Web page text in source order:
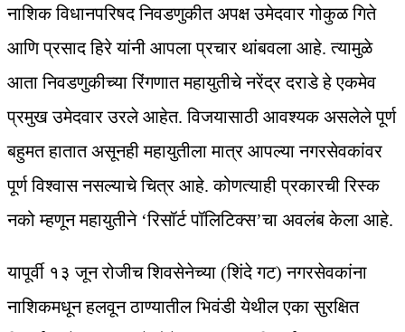
नाशिक विधानपरिषद निवडणुकीत अपक्ष उमेदवार गोकुळ गिते
आणि प्रसाद हिरे यांनी आपला प्रचार थांबवला आहे. त्यामुळे
आता निवडणुकीच्या रिंगणात महायुतीचे नरेंद्र दराडे हे एकमेव
प्रमुख उमेदवार उरले आहेत. विजयासाठी आवश्यक असलेले पूर्ण
बहुमत हातात असूनही महायुतीला मात्र आपल्या नगरसेवकांवर
पूर्ण विश्वास नसल्याचे चित्र आहे. कोणत्याही प्रकारची रिस्क
नको म्हणून महायुतीने ‘रिसॉर्ट पॉलिटिक्स’चा अवलंब केला आहे.
यापूर्वी १३ जून रोजीच शिवसेनेच्या (शिंदे गट) नगरसेवकांना
नाशिकमधून हलवून ठाण्यातील भिवंडी येथील एका सुरक्षित